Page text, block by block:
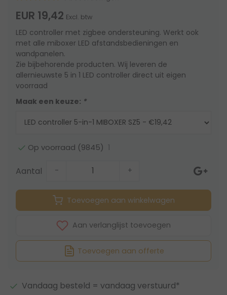
EUR 19,42 Excl. btw
LED controller met zigbee ondersteuning. Werkt ook
met alle miboxer LED afstandsbedieningen en
wandpanelen.
Zie bijbehorende producten. Wij leveren de
allernieuwste 5 in 1 LED controller direct uit eigen
voorraad
Maak een keuze: *
Op voorraad (9845) 1
Aantal - +
Toevoegen aan winkelwagen
Aan verlanglijst toevoegen
Toevoegen aan offerte
Vandaag besteld = vandaag verstuurd*